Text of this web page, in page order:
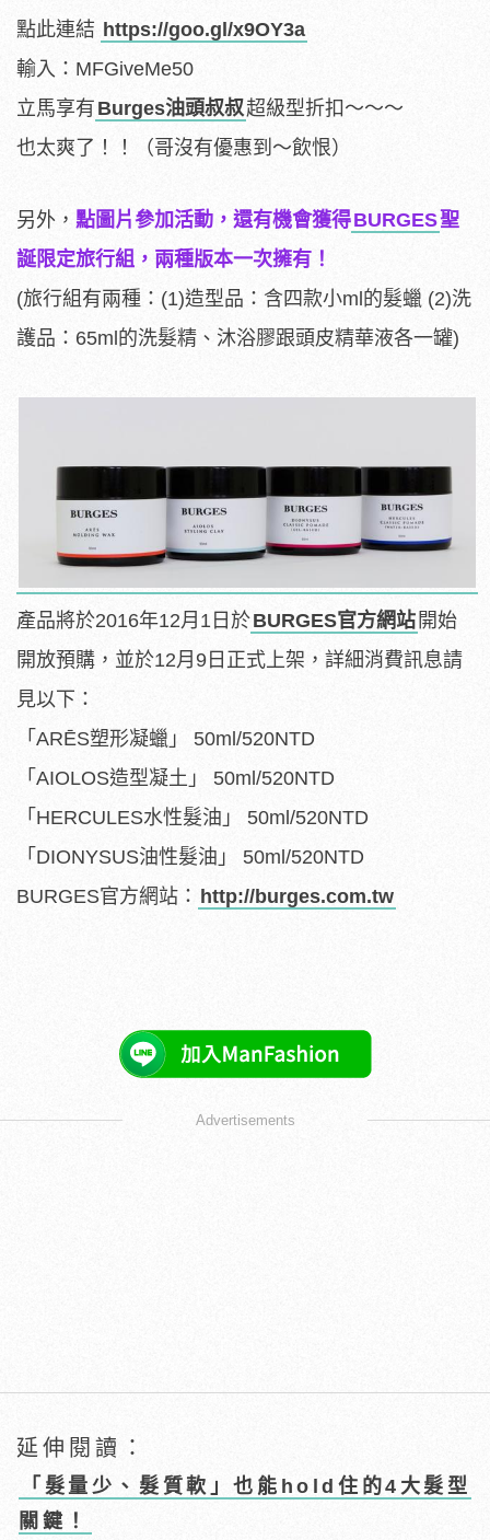
點此連結 https://goo.gl/x9OY3a
輸入：MFGiveMe50
立馬享有 Burges油頭叔叔超級型折扣～～～
也太爽了！！（哥沒有優惠到～飲恨）
另外， 點圖片參加活動，還有機會獲得BURGES聖
誕限定旅行組，兩種版本一次擁有！
(旅行組有兩種：(1)造型品：含四款小ml的髮蠟 (2)洗
護品：65ml的洗髮精、沐浴膠跟頭皮精華液各一罐)
產品將於2016年12月1日於BURGES官方網站 開始
開放預購，並於12月9日正式上架，詳細消費訊息請
見以下：
「ARĒS塑形凝蠟」 50ml/520NTD
「AIOLOS造型凝土」 50ml/520NTD
「HERCULES水性髮油」 50ml/520NTD
「DIONYSUS油性髮油」 50ml/520NTD
BURGES官方網站： http://burges.com.tw
Advertisements
延伸閱讀：
「髮量少、髮質軟」也能hold住的4大髮型
關鍵！